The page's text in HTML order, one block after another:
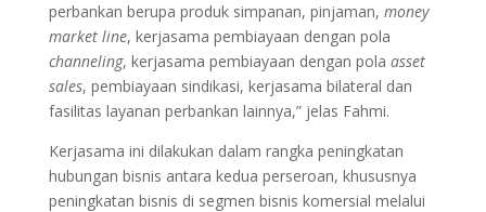
perbankan berupa produk simpanan, pinjaman, money
market line, kerjasama pembiayaan dengan pola
channeling, kerjasama pembiayaan dengan pola asset
sales, pembiayaan sindikasi, kerjasama bilateral dan
fasilitas layanan perbankan lainnya,” jelas Fahmi.
Kerjasama ini dilakukan dalam rangka peningkatan
hubungan bisnis antara kedua perseroan, khususnya
peningkatan bisnis di segmen bisnis komersial melalui